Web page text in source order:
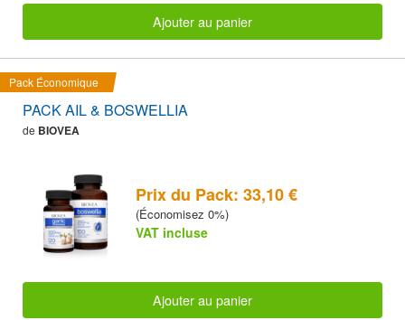
Ajouter au panier
Pack Économique
PACK AIL & BOSWELLIA
de BIOVEA
Prix du Pack: 33,10 €
(Économisez 0%)
VAT incluse
Ajouter au panier